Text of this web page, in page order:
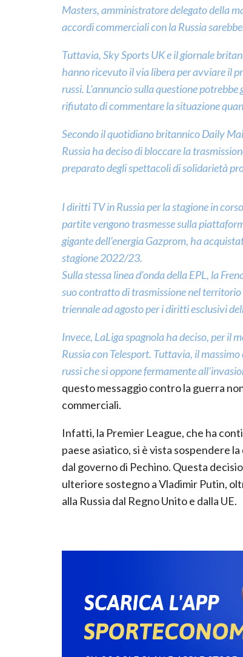
Masters, amministratore delegato della
accordi commerciali con la Russia
Tuttavia, Sky Sports UK e il giornale
hanno ricevuto il via libera per avviare il
russi. L’annuncio sulla questione
rifiutato di commentare la situazione
Secondo il quotidiano britannico Daily
Russia ha deciso di bloccare la
preparato degli spettacoli di solidarietà
I diritti TV in Russia per la stagione in
partite vengono trasmesse sulla
gigante dell’energia Gazprom, ha
stagione 2022/23.
Sulla stessa linea d’onda della EPL, la
suo contratto di trasmissione nel
triennale ad agosto per i diritti esclusivi
Invece, LaLiga spagnola ha deciso, per il
Russia con Telesport. Tuttavia, il
russi che si oppone fermamente
questo messaggio contro la guerra
commerciali.
Infatti, la Premier League, che ha
paese asiatico, si è vista sospendere
dal governo di Pechino. Questa
ulteriore sostegno a Vladimir Putin,
alla Russia dal Regno Unito e dalla UE.